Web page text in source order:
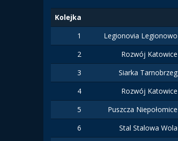
Kolejka
1
Legionovia Legionowo
2
Rozwój Katowice
3
Siarka Tarnobrzeg
4
Rozwój Katowice
5 Puszcza Niepołomice
6
Stal Stalowa Wola